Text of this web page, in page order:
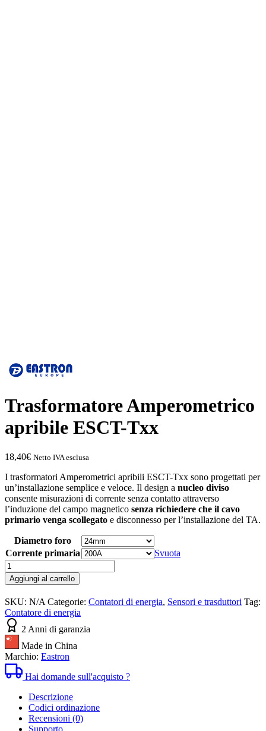
Trasformatore Amperometrico
apribile ESCT-Txx
18,40€ Netto IVA esclusa
I trasformatori Amperometrici apribili ESCT-Txx sono progettati per
un’installazione semplice e veloce. Il design a nucleo diviso
consente misurazioni di corrente senza contatto attraverso
l’induzione del campo magnetico senza richiedere che il cavo
primario venga scollegato e disconnesso per l’installazione del TA.
Diametro foro
Corrente primaria
Svuota
Trasformatore
Amperometrico
apribile
ESCT-
Txx
quantità
Aggiungi al carrello
SKU: N/A Categorie: Contatori di energia, Sensori e trasduttori Tag:
Contatore di energia
2 Anni di garanzia
Made in China
Marchio: Eastron
Hai domande sull'acquisto ?
Descrizione
Codici ordinazione
Recensioni (0)
Supporto